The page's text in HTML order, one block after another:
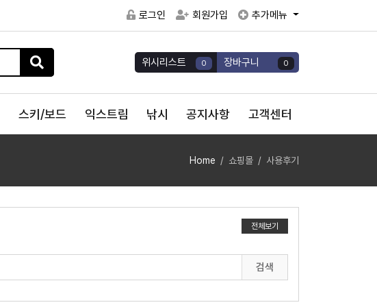
로그인 회원가입 추가메뉴
위시리스트 0 장바구니 0
스키/보드 익스트림 낚시 공지사항 고객센터
Home 쇼핑몰 사용후기
전체보기
검색